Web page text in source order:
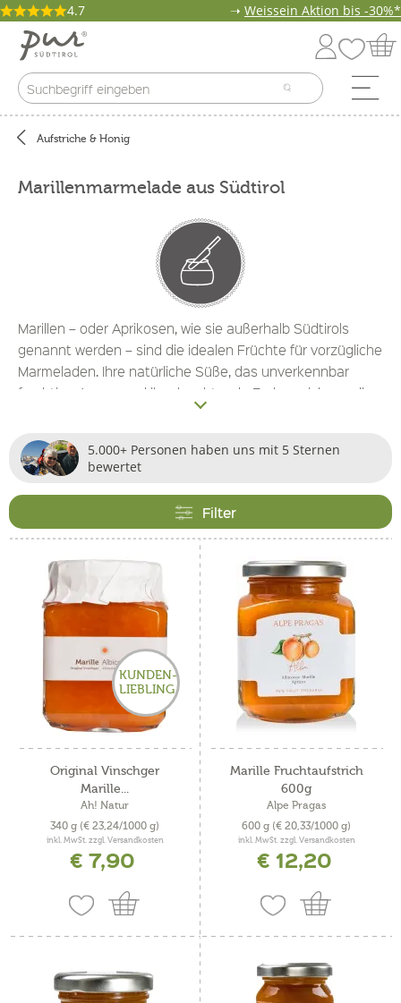
4.7 ➝ Weissein Aktion bis -30%*
Aufstriche & Honig
Marillenmarmelade aus Südtirol
Marillen – oder Aprikosen, wie sie außerhalb Südtirols
genannt werden – sind die idealen Früchte für vorzügliche
Marmeladen. Ihre natürliche Süße, das unverkennbar
fruchtige Aroma und ihre leuchtende Farbe zeichnen die
Marillenmarmelade als Inbegriff des sommerlichen
Fruchtaufstrichs aus. Unter ihresgleichen ist wohl die die
Original Vinschger Marilleals Kronprinzessin zu betiteln.
Ihre einzigartigen Anbaubedingungen sind verantwortlich
für ihre ausgeprägte Süße und eben jenen einmalig
fruchtigen Geschmack, der auch in der Vinschger
Marillenmarmelade wiederzufinden ist.
5.000+ Personen haben uns mit 5 Sternen
bewertet
Filter
KUNDEN-
LIEBLING
Original Vinschger
Marille...
Ah! Natur
340 g (€ 23,24/1000 g)
inkl. MwSt. zzgl. Versandkosten
€ 7,90
Marille Fruchtaufstrich
600g
Alpe Pragas
600 g (€ 20,33/1000 g)
inkl. MwSt. zzgl. Versandkosten
€ 12,20